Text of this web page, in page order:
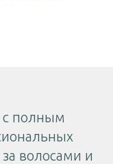
с полным
за волосами и